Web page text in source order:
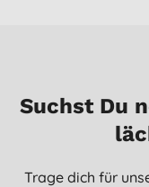
Suchst Du
Trage dich für